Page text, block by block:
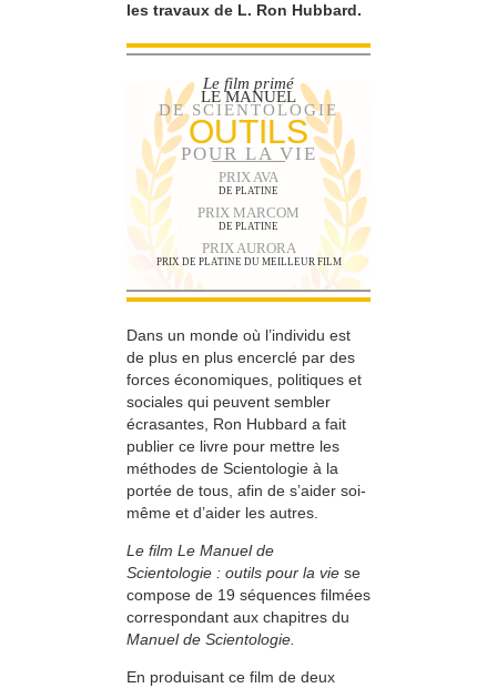
les travaux de L. Ron Hubbard.
Le film primé
LE MANUEL
DE SCIENTOLOGIE
OUTILS
POUR LA VIE
PRIX AVA
DE PLATINE
PRIX MARCOM
DE PLATINE
PRIX AURORA
PRIX DE PLATINE DU MEILLEUR FILM
Dans un monde où l’individu est
de plus en plus encerclé par des
forces économiques, politiques et
sociales qui peuvent sembler
écrasantes, Ron Hubbard a fait
publier ce livre pour mettre les
méthodes de Scientologie à la
portée de tous, afin de s’aider soi-
même et d’aider les autres.
Le film Le Manuel de
Scientologie : outils pour la vie se
compose de 19 séquences filmées
correspondant aux chapitres du
Manuel de Scientologie.
En produisant ce film de deux